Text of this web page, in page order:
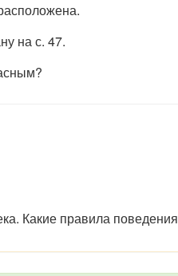
на с. 47.
Какие правила